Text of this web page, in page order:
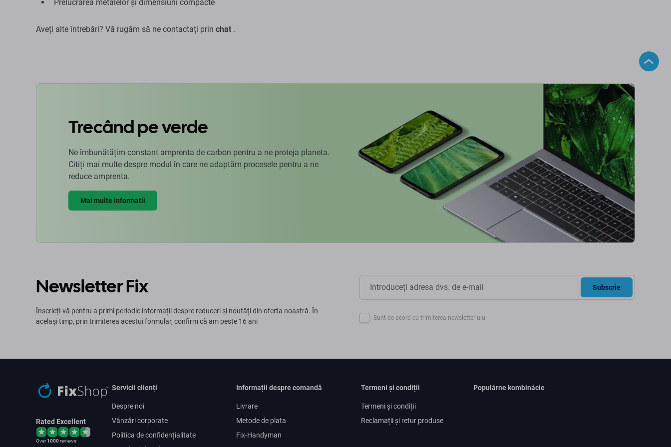
Prelucrarea metalelor și dimensiuni compacte
Aveți alte întrebări? Vă rugăm să ne contactați prin chat .
Trecând pe verde
Ne îmbunătățim constant amprenta de carbon pentru a ne proteja planeta.
Citiți mai multe despre modul în care ne adaptăm procesele pentru a ne
reduce amprenta.
Mai multe informatii
Newsletter Fix
Înscrieți-vă pentru a primi periodic informații despre reduceri și noutăți din oferta noastră. În
același timp, prin trimiterea acestui formular, confirm că am peste 16 ani
Subscrie
Sunt de acord cu trimiterea newsletter-ului
Rated Excellent
Over1000reviews
Servicii clienți
Despre noi
Vânzări corporate
Politica de confidențialitate
Informații despre comandă
Livrare
Metode de plata
Fix-Handyman
Termeni și condiții
Termeni și condiții
Reclamații și retur produse
Populárne kombinácie